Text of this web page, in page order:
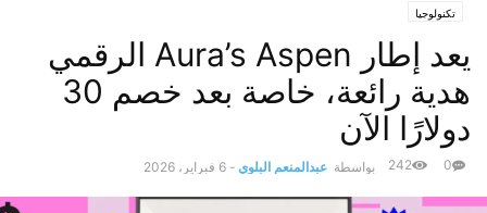
تكنولوجيا
يعد إطار Aura’s Aspen الرقمي
هدية رائعة، خاصة بعد خصم 30
دولارًا الآن
بواسطة عبدالمنعم البلوي - 6 فبراير، 2026 0
242